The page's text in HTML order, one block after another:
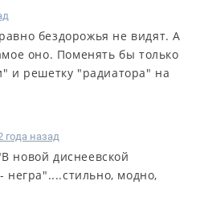
бездорожья не видят. А
оно. Поменять бы только
и решетку "радиатора" на
года назад
новой диснеевской
негра"....стильно, модно,